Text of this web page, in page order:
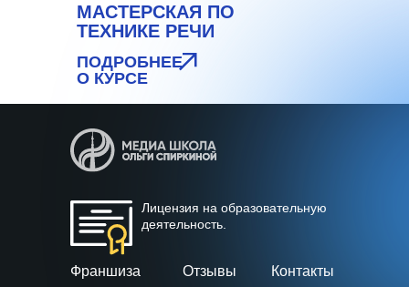
МАСТЕРСКАЯ ПО
ТЕХНИКЕ РЕЧИ
ПОДРОБНЕЕ
О КУРСЕ
Лицензия на образовательную
деятельность.
Контакты
Отзывы
Франшиза